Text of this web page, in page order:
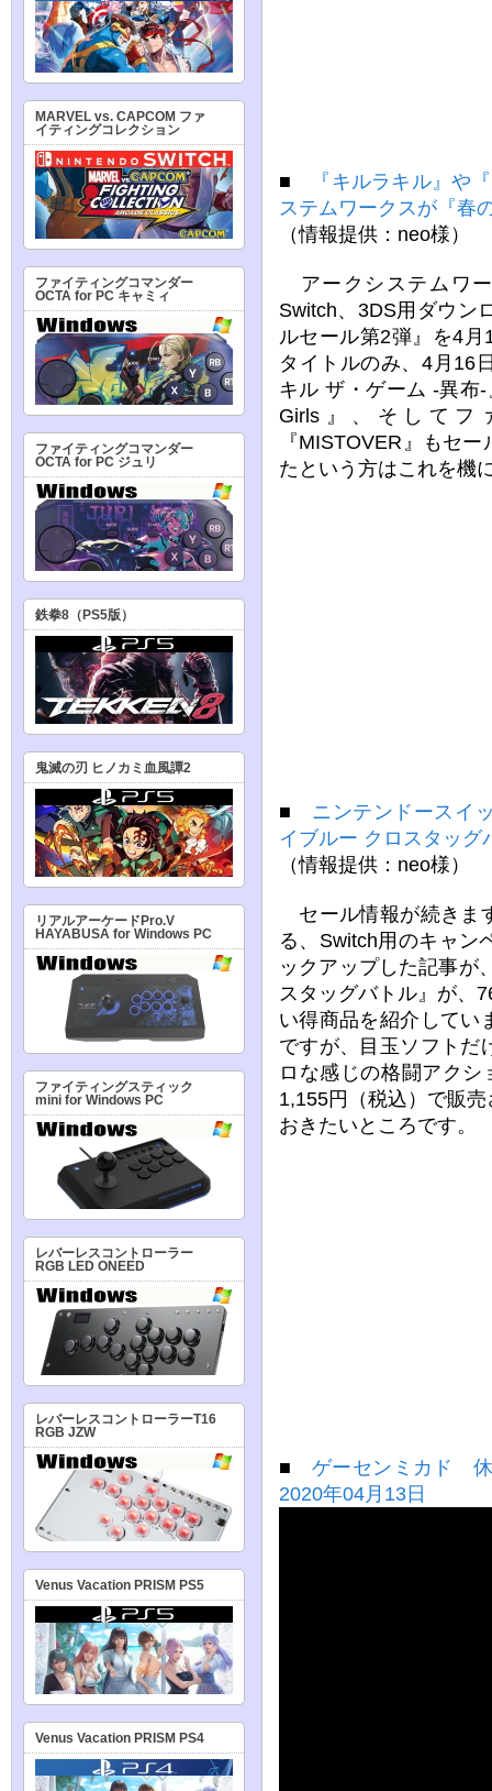
■
『キルラキル』や
ステムワークスが『春
（情報提供：neo様）
アークシステムワ
Switch、3DS用ダウン
ルセール第2弾』を4
タイトルのみ、4月16
キル ザ・ゲーム -異布
Girls』、そして
『MISTOVER』もセ
たという方はこれを機
■ ニンテンドースイ
イブルー クロスタッグ
（情報提供：neo様）
セール情報が続きま
る、Switch用のキャン
ックアップした記事が
スタッグバトル』が、
い得商品を紹介してい
ですが、目玉ソフトだ
ロな感じの格闘アク
1,155円（税込）で販
おきたいところです。
■ ゲーセンミカド
2020年04月13日
MARVEL vs. CAPCOM ファ
イティングコレクション
ファイティングコマンダー
OCTA for PC キャミィ
ファイティングコマンダー
OCTA for PC ジュリ
鉄拳8（PS5版）
鬼滅の刃 ヒノカミ血風譚2
リアルアーケードPro.V
HAYABUSA for Windows PC
ファイティングスティック
mini for Windows PC
レバーレスコントローラー
RGB LED ONEED
レバーレスコントローラーT16
RGB JZW
Venus Vacation PRISM PS5
Venus Vacation PRISM PS4